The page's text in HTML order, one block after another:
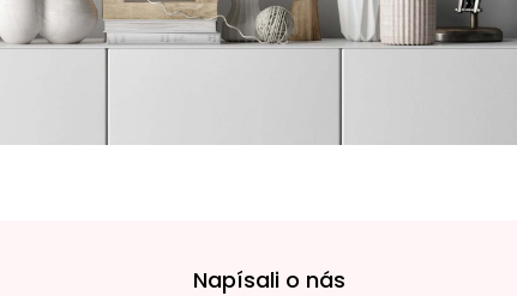
Napísali o nás